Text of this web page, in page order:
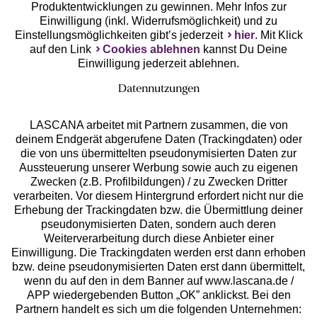
Services
Beratung
Über uns
Rechtliches
Produktentwicklungen zu gewinnen. Mehr Infos zur
Einwilligung (inkl. Widerrufsmöglichkeit) und zu
Einstellungsmöglichkeiten gibt’s jederzeit
hier. Mit Klick
auf den Link
Cookies ablehnen kannst Du Deine
Einwilligung jederzeit ablehnen.
Datennutzungen
LASCANA arbeitet mit Partnern zusammen, die von
deinem Endgerät abgerufene Daten (Trackingdaten) oder
die von uns übermittelten pseudonymisierten Daten zur
Aussteuerung unserer Werbung sowie auch zu eigenen
Zwecken (z.B. Profilbildungen) / zu Zwecken Dritter
verarbeiten. Vor diesem Hintergrund erfordert nicht nur die
Erhebung der Trackingdaten bzw. die Übermittlung deiner
pseudonymisierten Daten, sondern auch deren
Weiterverarbeitung durch diese Anbieter einer
Einwilligung. Die Trackingdaten werden erst dann erhoben
bzw. deine pseudonymisierten Daten erst dann übermittelt,
wenn du auf den in dem Banner auf www.lascana.de /
APP wiedergebenden Button „OK” anklickst. Bei den
Partnern handelt es sich um die folgenden Unternehmen: